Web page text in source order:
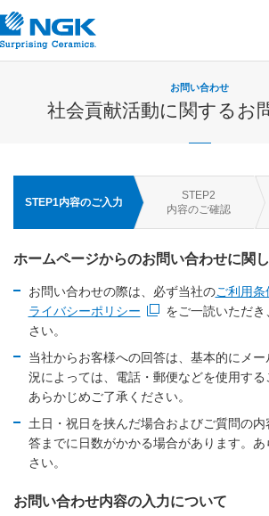
お問い合わせ
社会貢献活動に関するお
STEP1内容のご入力
STEP2
内容のご確認
ホームページからのお問い合わせに関
お問い合わせの際は、必ず当社のご利用条
新規ウィンドウを開きます
ライバシーポリシー
新規ウィンドウを開きます
をご一読いただ
さい。
当社からお客様への回答は、基本的にメ
況によっては、電話・郵便などを使用す
あらかじめご了承ください。
土日・祝日を挟んだ場合およびご質問の
答までに日数がかかる場合があります。
さい。
お問い合わせ内容の入力について